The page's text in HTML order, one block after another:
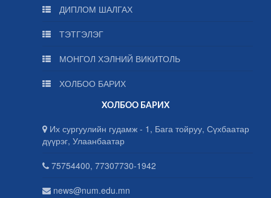
ДИПЛОМ ШАЛГАХ
ТЭТГЭЛЭГ
МОНГОЛ ХЭЛНИЙ ВИКИТОЛЬ
ХОЛБОО БАРИХ
ХОЛБОО БАРИХ
Их сургуулийн гудамж - 1, Бага тойруу, Сүхбаатар
дүүрэг, Улаанбаатар
75754400, 77307730-1942
news@num.edu.mn